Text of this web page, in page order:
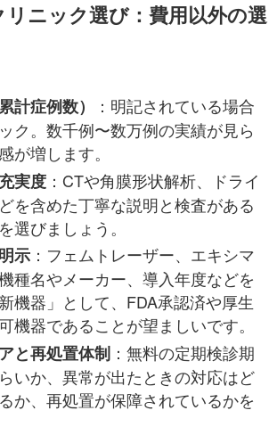
ニック選び：費用以外の選
計症例数）
：明記されている場合
ク。数千例〜数万例の実績が見ら
が増します。
実度：CTや角膜形状解析、ドライ
を含めた丁寧な説明と検査がある
選びましょう。
示：フェムトレーザー、エキシマ
種名やメーカー、導入年度などを
機器」として、FDA承認済や厚生
機器であることが望ましいです。
と再処置体制：無料の定期検診期
いか、異常が出たときの対応はど
か、再処置が保障されているかを